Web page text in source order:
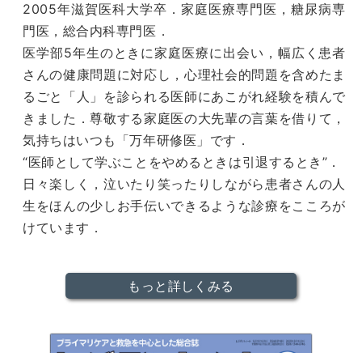
2005年滋賀医科大学卒．家庭医療専門医，糖尿病専
門医，総合内科専門医．
医学部5年生のときに家庭医療に出会い，幅広く患者
さんの健康問題に対応し，心理社会的問題を含めたま
るごと「人」を診られる医師にあこがれ経験を積んで
きました．尊敬する家庭医の大先輩の言葉を借りて，
気持ちはいつも「万年研修医」です．
“医師として学ぶことをやめるときは引退するとき”．
日々楽しく，泣いたり笑ったりしながら患者さんの人
生をほんの少しお手伝いできるような診療をこころが
けています．
もっと詳しくみる